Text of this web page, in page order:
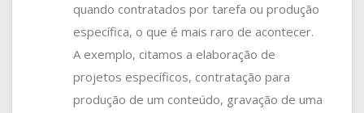
quando contratados por tarefa ou produção
específica, o que é mais raro de acontecer.
A exemplo, citamos a elaboração de
projetos específicos, contratação para
produção de um conteúdo, gravação de uma